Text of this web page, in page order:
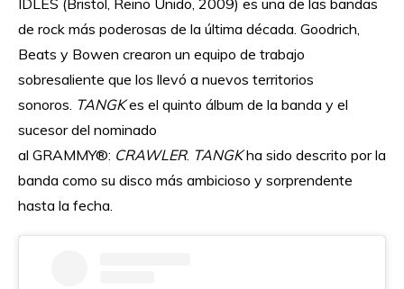
IDLES (Bristol, Reino Unido, 2009) es una de las bandas
de rock más poderosas de la última década. Goodrich,
Beats y Bowen crearon un equipo de trabajo
sobresaliente que los llevó a nuevos territorios
sonoros. TANGKes el quinto álbum de la banda y el
sucesor del nominado
al GRAMMY®: CRAWLER. TANGKha sido descrito por la
banda como su disco más ambicioso y sorprendente
hasta la fecha.